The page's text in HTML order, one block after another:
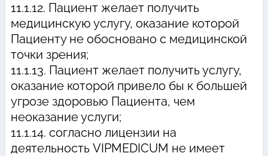
11.1.12. Пациент желает получить
медицинскую услугу, оказание которой
Пациенту не обосновано с медицинской
точки зрения;
11.1.13. Пациент желает получить услугу,
оказание которой привело бы к большей
угрозе здоровью Пациента, чем
неоказание услуги;
11.1.14. согласно лицензии на
деятельность VIPMEDICUM не имеет